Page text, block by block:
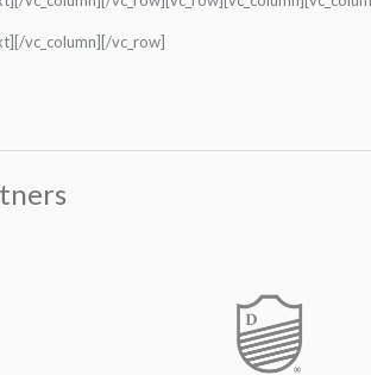
vc_column][/vc_row]